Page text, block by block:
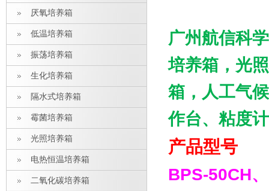
厌氧培养箱
低温培养箱
振荡培养箱
生化培养箱
隔水式培养箱
霉菌培养箱
光照培养箱
电热恒温培养箱
二氧化碳培养箱
广州航信科
培养箱， 光
箱，人工气
作台、粘度
产品型号
BPS-50CH、